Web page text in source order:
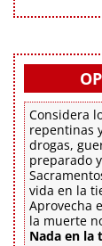
Considera
repentinas
drogas,
preparado
vida en la
Aprovecha
la muerte
Nada en la